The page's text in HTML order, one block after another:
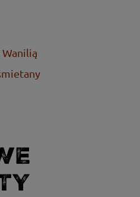
Wanilią